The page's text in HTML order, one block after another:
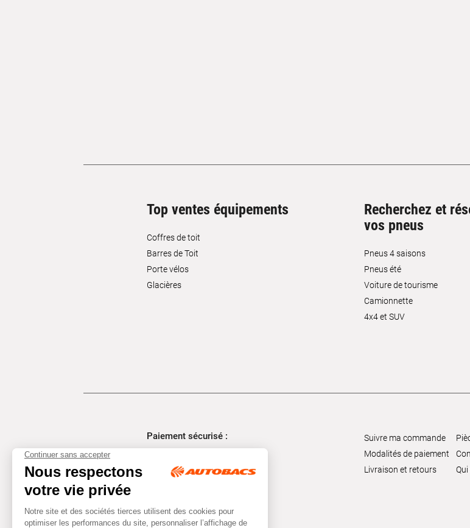
Top ventes équipements
Coffres de toit
Barres de Toit
Porte vélos
Glacières
Recherchez et
vos pneus
Pneus 4 saisons
Pneus été
Voiture de tourisme
Camionnette
4x4 et SUV
Paiement sécurisé :
Suivre ma commande
Modalités de paiement
Livraison et retours